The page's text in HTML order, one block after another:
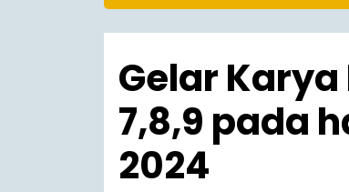
Gelar
7,8,9 pada
2024